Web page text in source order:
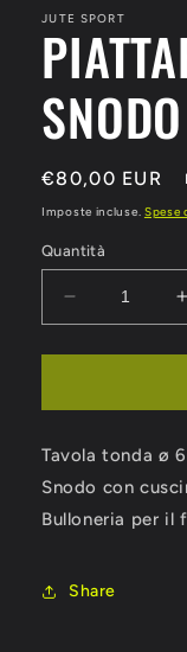
JUTE SPORT
Prezzo
di
€80,00 EUR
Imposte incluse. Spese
Quantità
Diminuisci
quantità
per
CON
E
Tavola tonda ø
Snodo con
Bulloneria per il
Share